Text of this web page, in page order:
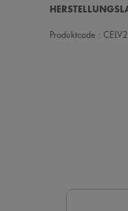
Produktcode :